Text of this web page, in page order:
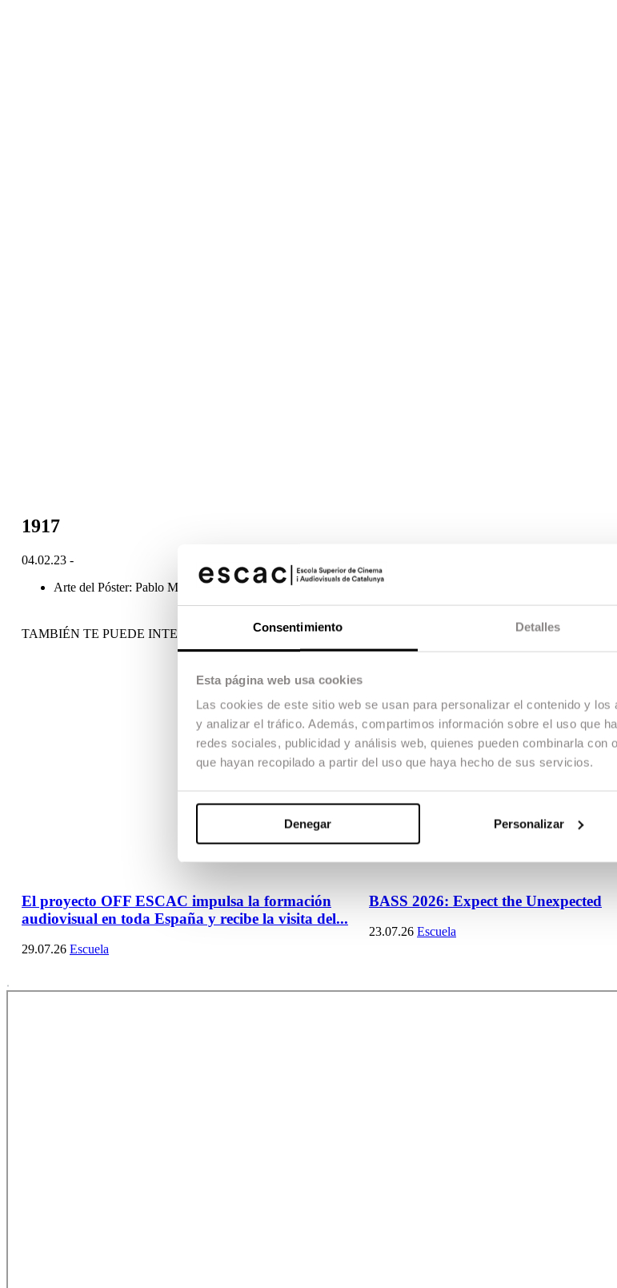
Consentimiento Detalles
Esta página web usa cookies
Las cookies de este sitio web se usan para personalizar el contenido y
y analizar el tráfico. Además, compartimos información sobre el uso que
redes sociales, publicidad y análisis web, quienes pueden combinarla con
que hayan recopilado a partir del uso que haya hecho de sus servicios.
Denegar Personalizar
1917
04.02.23 -
Arte del Póster: Pablo Matilla
TAMBIÉN TE PUEDE INTERESAR
El proyecto OFF ESCAC impulsa la formación
audiovisual en toda España y recibe la visita del...
29.07.26 Escuela
BASS 2026: Expect the Unexpected
23.07.26 Escuela